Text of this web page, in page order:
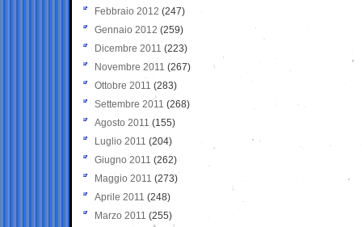
Febbraio 2012 (247)
Gennaio 2012 (259)
Dicembre 2011 (223)
Novembre 2011 (267)
Ottobre 2011 (283)
Settembre 2011 (268)
Agosto 2011 (155)
Luglio 2011 (204)
Giugno 2011 (262)
Maggio 2011 (273)
Aprile 2011 (248)
Marzo 2011 (255)